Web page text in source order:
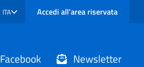
SELEZIONE LINGUA: LINGUA SELEZIONATA
ITA Accedi all'area riservata
Facebook Newsletter